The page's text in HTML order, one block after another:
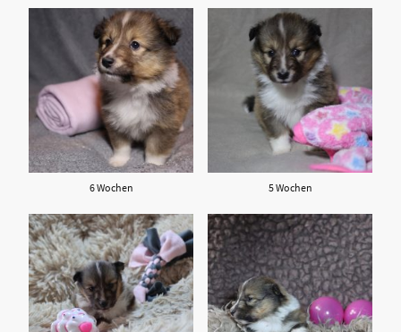
6 Wochen 5 Wochen